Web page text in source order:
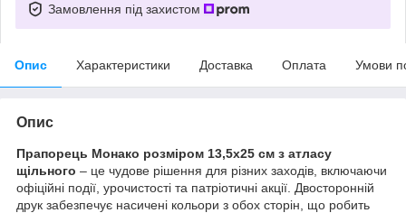
Замовлення під захистом
Опис Характеристики Доставка Оплата Умови
Опис
Прапорець Монако розміром 13,5х25 см з атласу
щільного – це чудове рішення для різних заходів, включаючи
офіційні події, урочистості та патріотичні акції. Двосторонній
друк забезпечує насичені кольори з обох сторін, що робить